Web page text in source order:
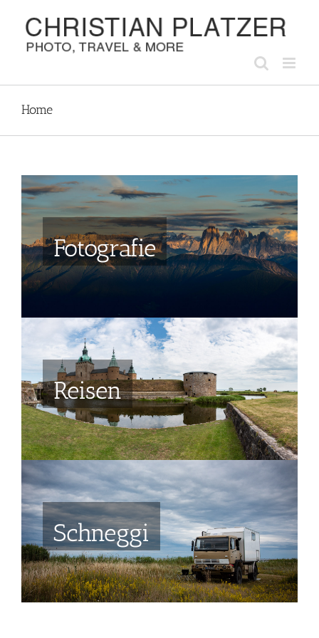
Inhalt
springen
Home
Fotografie
Reisen
Schneggi